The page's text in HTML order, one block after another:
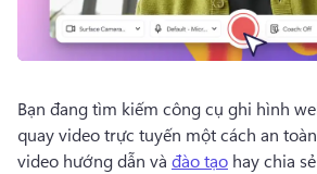
Bạn đang tìm kiếm công cụ ghi hình
quay video trực tuyến một cách an
video hướng dẫn và đào tạo hay chia